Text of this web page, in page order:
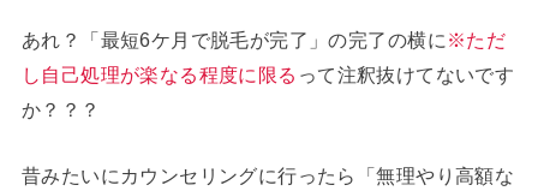
あれ？「最短6ケ月で脱毛が完了」の完了の横に ※ただ
し自己処理が楽なる程度に限る って注釈抜けてないです
か？？？
昔みたいにカウンセリングに行ったら「無理やり高額な